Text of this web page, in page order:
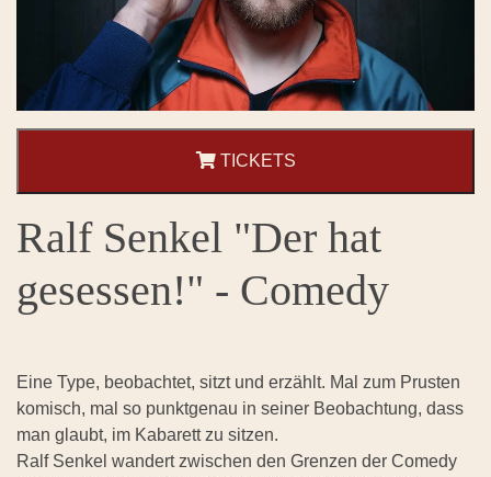
TICKETS
Ralf Senkel "Der hat
gesessen!" - Comedy
Eine Type, beobachtet, sitzt und erzählt. Mal zum Prusten
komisch, mal so punktgenau in seiner Beobachtung, dass
man glaubt, im Kabarett zu sitzen.
Ralf Senkel wandert zwischen den Grenzen der Comedy